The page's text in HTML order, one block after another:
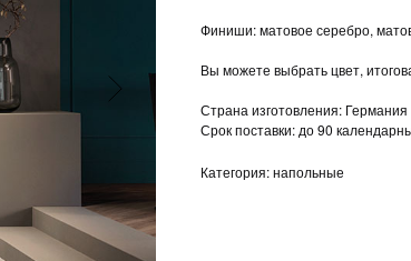
Финиши: матовое серебро,
Вы можете выбрать цвет,
Страна изготовления: Германия
Срок поставки: до 90
Категория: напольные